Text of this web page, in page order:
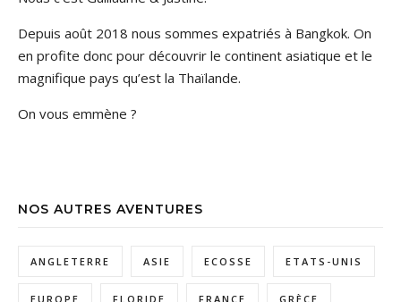
Depuis août 2018 nous sommes expatriés à Bangkok. On
en profite donc pour découvrir le continent asiatique et le
magnifique pays qu’est la Thaïlande.
On vous emmène ?
NOS AUTRES AVENTURES
ANGLETERRE ASIE ECOSSE ETATS-UNIS
EUROPE FLORIDE FRANCE GRÈCE